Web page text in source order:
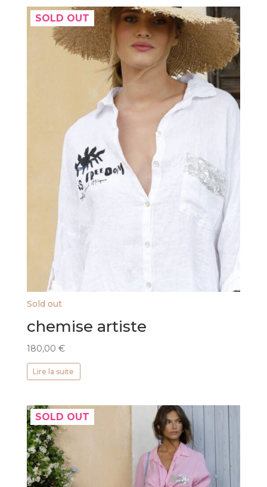
SOLD OUT
Sold out
chemise artiste
180,00 €
Lire la suite
SOLD OUT